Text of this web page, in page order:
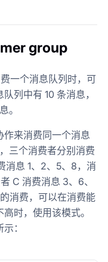
group
一个消息队列时，可
列中有 10 条消息，
。
来消费同一个消息
三个消费者分别消费
消息 1、2、5、8，消
C 消费消息 3、6、
消费，可以在消费能
时，使用该模式。
：